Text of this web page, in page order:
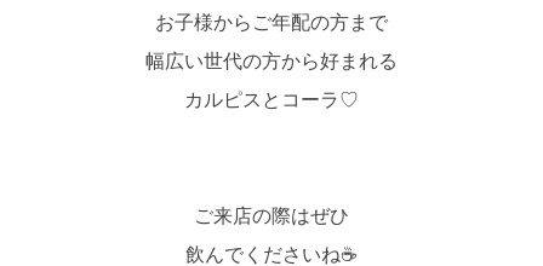
お子様からご年配の方まで
幅広い世代の方から好まれる
カルピスとコーラ♡
ご来店の際はぜひ
飲んでくださいね☕